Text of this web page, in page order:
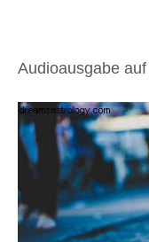
Audioausgabe